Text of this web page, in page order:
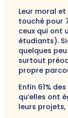
Leur moral
touché pour
ceux qui ont
étudiants).
quelques
surtout
propre
Enfin 61%
qu’elles ont
leurs projets,